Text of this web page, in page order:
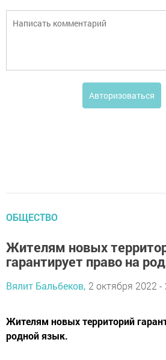
Авторизоваться
ОБЩЕСТВО
Жителям новых
гарантирует право на
Вялит Бальбеков, 2 октября 2022 -
Жителям новых территорий
родной язык.